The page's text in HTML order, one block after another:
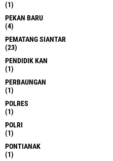
(1)
PEKAN BARU
(4)
PEMATANG SIANTAR
(23)
PENDIDIK KAN
(1)
PERBAUNGAN
(1)
POLRES
(1)
POLRI
(1)
PONTIANAK
(1)